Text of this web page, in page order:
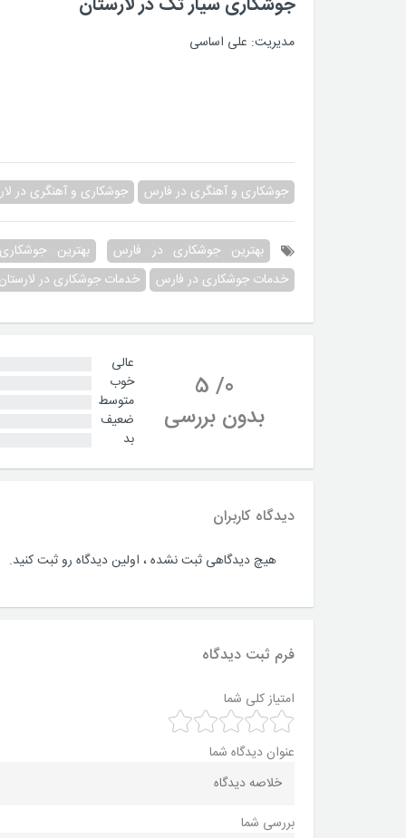
مدیریت: علی اساسی
جوشکاری و آهنگری در فارس جوشکاری و آهنگری در
بهترین جوشکاری در فارس
بهترین
خدمات جوشکاری در فارس
خدمات جوشکاری در
0
/
5
بدون بررسی
عالی
خوب
متوسط
ضعیف
بد
دیدگاه کاربران
هیچ دیدگاهی ثبت نشده ، اولین دیدگاه رو ثبت کنید.
فرم ثبت دیدگاه
امتیاز کلی شما
عنوان دیدگاه شما
بررسی شما